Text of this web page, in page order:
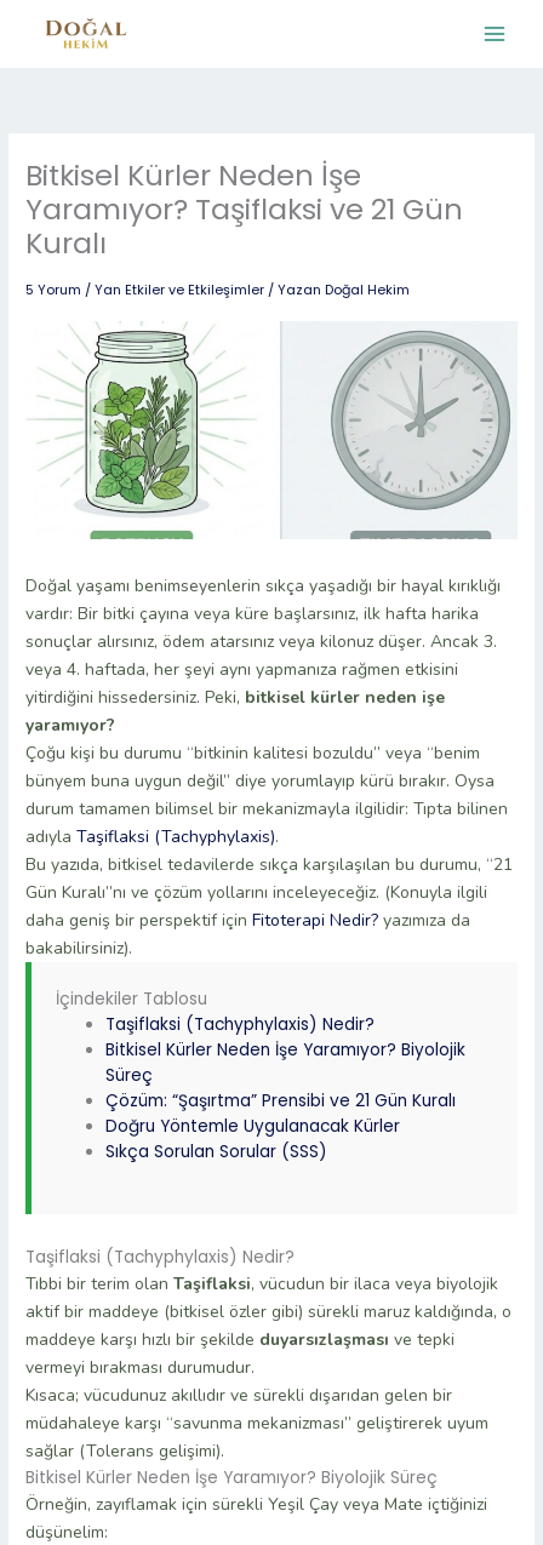
Bitkisel Kürler Neden İşe
Yaramıyor? Taşiflaksi ve 21 Gün
Kuralı
5 Yorum /Yan Etkiler ve Etkileşimler / Yazan Doğal Hekim
Doğal yaşamı benimseyenlerin sıkça yaşadığı bir hayal kırıklığı
vardır: Bir bitki çayına veya küre başlarsınız, ilk hafta harika
sonuçlar alırsınız, ödem atarsınız veya kilonuz düşer. Ancak 3.
veya 4. haftada, her şeyi aynı yapmanıza rağmen etkisini
yitirdiğini hissedersiniz. Peki, bitkisel kürler neden işe
yaramıyor?
Çoğu kişi bu durumu “bitkinin kalitesi bozuldu” veya “benim
bünyem buna uygun değil” diye yorumlayıp kürü bırakır. Oysa
durum tamamen bilimsel bir mekanizmayla ilgilidir: Tıpta bilinen
adıylaTaşiflaksi (Tachyphylaxis).
Bu yazıda, bitkisel tedavilerde sıkça karşılaşılan bu durumu, “21
Gün Kuralı”nı ve çözüm yollarını inceleyeceğiz. (Konuyla ilgili
daha geniş bir perspektif içinFitoterapi Nedir? yazımıza da
bakabilirsiniz).
İçindekiler Tablosu
Taşiflaksi (Tachyphylaxis) Nedir?
Bitkisel Kürler Neden İşe Yaramıyor? Biyolojik
Süreç
Çözüm: “Şaşırtma” Prensibi ve 21 Gün Kuralı
Doğru Yöntemle Uygulanacak Kürler
Sıkça Sorulan Sorular (SSS)
Taşiflaksi (Tachyphylaxis) Nedir?
Tıbbi bir terim olanTaşiflaksi, vücudun bir ilaca veya biyolojik
aktif bir maddeye (bitkisel özler gibi) sürekli maruz kaldığında, o
maddeye karşı hızlı bir şekilde duyarsızlaşması ve tepki
vermeyi bırakması durumudur.
Kısaca; vücudunuz akıllıdır ve sürekli dışarıdan gelen bir
müdahaleye karşı “savunma mekanizması” geliştirerek uyum
sağlar (Tolerans gelişimi).
Bitkisel Kürler Neden İşe Yaramıyor? Biyolojik Süreç
Örneğin, zayıflamak için sürekli Yeşil Çay veya Mate içtiğinizi
düşünelim: